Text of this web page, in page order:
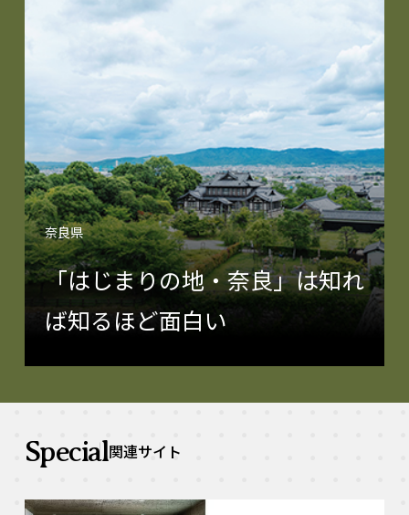
奈良県
「はじまりの地・奈良」は知れ
ば知るほど面白い
Special関連サイト